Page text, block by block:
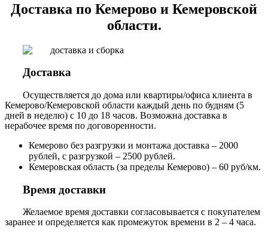
Доставка по Кемерово и Кемеровской
области.
Доставка
Осуществляется до дома или квартиры/офиса клиента в
Кемерово/Кемеровской области каждый день по будням (5
дней в неделю) с 10 до 18 часов. Возможна доставка в
нерабочее время по договоренности.
Кемерово без разгрузки и монтажа доставка – 2000
рублей, с разгрузкой – 2500 рублей.
Кемеровская область (за пределы Кемерово) – 60 руб/км.
Время доставки
Желаемое время доставки согласовывается с покупателем
заранее и определяется как промежуток времени в 2 – 4 часа.